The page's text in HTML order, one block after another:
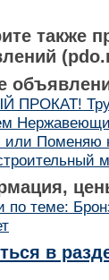
также
ПРОКАТ!
или Поменяю
по теме:
в